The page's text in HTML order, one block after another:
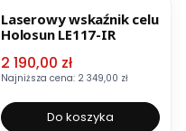
Laserowy wskaźnik celu
Holosun LE117-IR
Cena promocyjna
2 190,00 zł
Najniższa cena: 2 349,00 zł
Do koszyka